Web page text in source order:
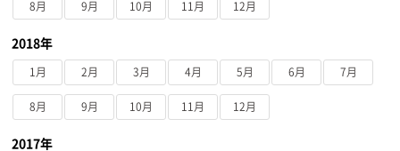
8月 9月 10月 11月 12月
2018年
1月 2月 3月 4月 5月 6月 7月
8月 9月 10月 11月 12月
2017年